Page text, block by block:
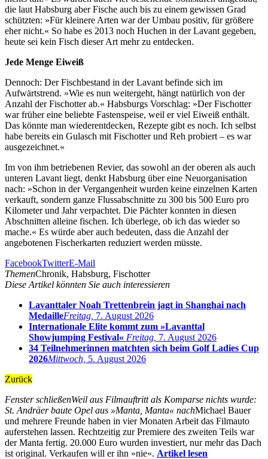
die laut Habsburg aber Fische auch bis zu einem gewissen Grad
schützten: »Für kleinere Arten war der Umbau positiv, für größere
eher nicht.« So habe es 2013 noch Huchen in der Lavant gegeben,
heute sei kein Fisch dieser Art mehr zu entdecken.
Jede Menge Eiweiß
Dennoch: Der Fischbestand in der Lavant befinde sich im
Aufwärtstrend. »Wie es nun weitergeht, hängt natürlich von der
Anzahl der Fischotter ab.« Habsburgs Vorschlag: »Der Fischotter
war früher eine beliebte Fastenspeise, weil er viel Eiweiß enthält.
Das könnte man wiederentdecken, Rezepte gibt es noch. Ich selbst
habe bereits ein Gulasch mit Fischotter und Reh probiert – es war
ausgezeichnet.«
Im von ihm betriebenen Revier, das sowohl an der oberen als auch
unteren Lavant liegt, denkt Habsburg über eine Neuorganisation
nach: »Schon in der Vergangenheit wurden keine einzelnen Karten
verkauft, sondern ganze Flussabschnitte zu 300 bis 500 Euro pro
Kilometer und Jahr verpachtet. Die Pächter konnten in diesen
Abschnitten alleine fischen. Ich überlege, ob ich das wieder so
mache.« Es würde aber auch bedeuten, dass die Anzahl der
angebotenen Fischerkarten reduziert werden müsste.
FacebookTwitterE-Mail
ThemenChronik, Habsburg, Fischotter
Diese Artikel könnten Sie auch interessieren
Lavanttaler Noah Trettenbrein jagt in Shanghai nach
MedailleFreitag, 7. August 2026
Internationale Elite kommt zum »Lavanttal
Showjumping Festival« Freitag, 7. August 2026
34 Teilnehmerinnen matchten sich beim Golf Ladies Cup
2026Mittwoch, 5. August 2026
Zurück
Fenster schließenWeil aus Filmauftritt als Komparse nichts wurde:
St. Andräer baute Opel aus »Manta, Manta« nachMichael Bauer
und mehrere Freunde haben in vier Monaten Arbeit das Filmauto
auferstehen lassen. Rechtzeitig zur Premiere des zweiten Teils war
der Manta fertig. 20.000 Euro wurden investiert, nur mehr das Dach
ist original. Verkaufen will er ihn »nie«. Artikel lesen